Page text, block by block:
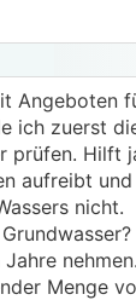
Angeboten
ich zuerst
prüfen. Hilft
aufreibt
nicht.
Menge